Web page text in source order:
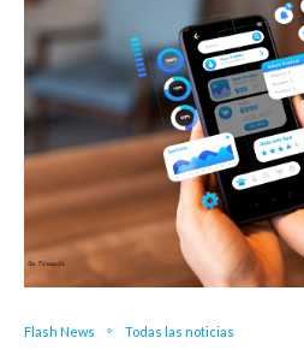
Flash News Todas las noticias